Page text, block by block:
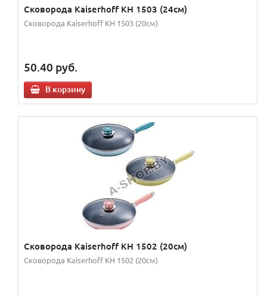
Сковорода Kaiserhoff KH 1503 (24см)
Сковорода Kaiserhoff KH 1503 (20см)
50.40 руб.
В корзину
Сковорода Kaiserhoff KH 1502 (20см)
Сковорода Kaiserhoff KH 1502 (20см)